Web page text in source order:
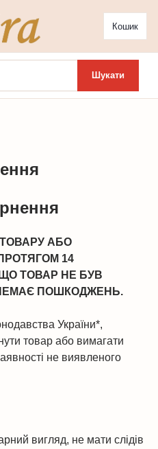
Кошик
Шукати
АБО
14
ТОВАР НЕ БУВ
ПОШКОДЖЕНЬ.
України*,
товар або вимагати
не виявленого
вигляд, не мати слідів